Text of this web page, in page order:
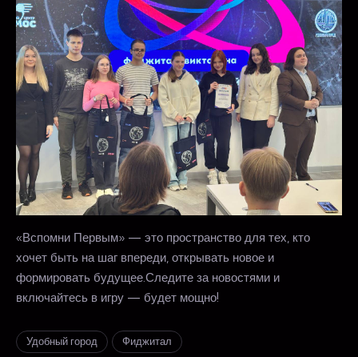
«Вспомни Первым» — это пространство для тех, кто
хочет быть на шаг впереди, открывать новое и
формировать будущее.Следите за новостями и
включайтесь в игру — будет мощно!
Удобный город Фиджитал